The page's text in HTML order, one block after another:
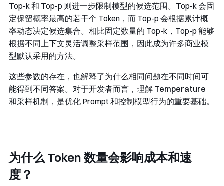
Top-k 和 Top-p 则进一步限制模型的候选范围。Top-k 会固
定保留概率最高的若干个 Token，而 Top-p 会根据累计概
率动态决定候选集合。相比固定数量的 Top-k，Top-p 能够
根据不同上下文灵活调整采样范围，因此成为许多商业模
型默认采用的方法。
这些参数的存在，也解释了为什么相同问题在不同时间可
能得到不同答案。对于开发者而言，理解 Temperature
和采样机制，是优化 Prompt 和控制模型行为的重要基础。
为什么 Token 数量会影响成本和速
度？